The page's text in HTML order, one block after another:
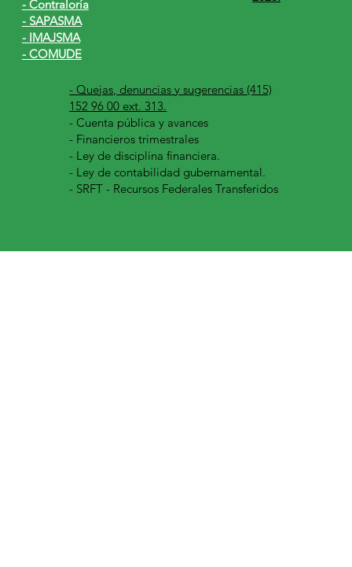
- Contraloría
- SAPASMA
- IMAJSMA
- COMUDE
- Quejas, denuncias y sugerencias (415)
152 96 00 ext. 313.
-Cuenta pública y avances
- Financieros trimestrales
- Ley de disciplina financiera.
- Ley de contabilidad gubernamental.
- SRFT - Recursos Federales Transferidos